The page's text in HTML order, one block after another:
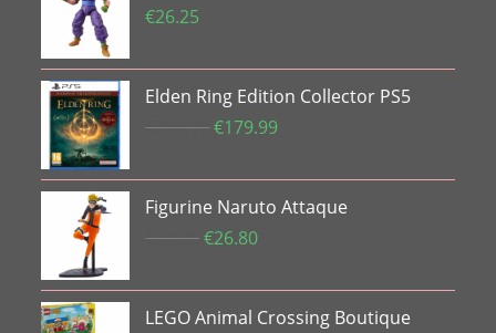
€26.25
Elden Ring Edition Collector PS5
€259.99 Le
initial
était :
€259.99.
€179.99Le
actuel
est :
Figurine Naruto Attaque
€34.00 Le
initial
était :
€26.80Le
actuel
est :
LEGO Animal Crossing Boutique